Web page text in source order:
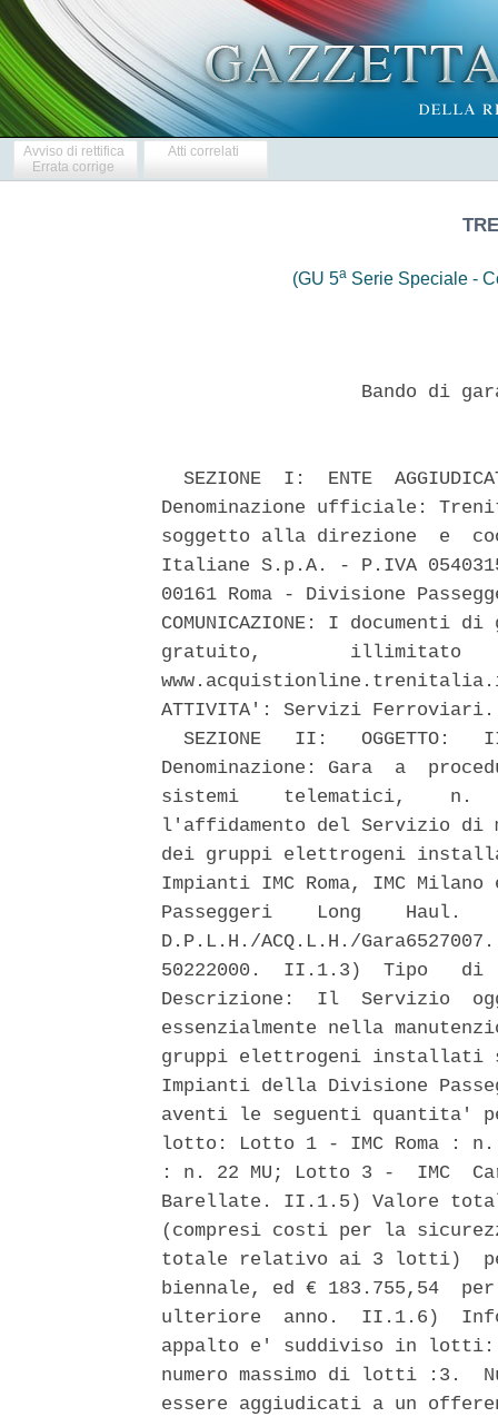
Avviso di rettifica
Errata corrige
Atti correlati
(GU 5a Serie Speciale -
Bando di
SEZIONE  I:  ENTE
Denominazione ufficiale:
soggetto alla direzione  e
Italiane S.p.A. - P.IVA
00161 Roma - Divisione
COMUNICAZIONE: I
gratuito,        illimitato
ATTIVITA': Servizi
SEZIONE   II:   OGGETTO:
Denominazione: Gara  a
sistemi    telematici,    n.
l'affidamento del Servizio di
dei gruppi elettrogeni
Impianti IMC Roma, IMC
Passeggeri    Long
D.P.L.H./ACQ.L.H./
50222000.  II.1.3)  Tipo
Descrizione:  Il  Servizio
essenzialmente nella
gruppi elettrogeni
Impianti della Divisione
aventi le seguenti quantita'
lotto: Lotto 1 - IMC Roma : n.
: n. 22 MU; Lotto 3 -  IMC
Barellate. II.1.5) Valore
(compresi costi per la
totale relativo ai 3 lotti)
biennale, ed € 183.755,54
ulteriore  anno.  II.1.6)
appalto e' suddiviso in lotti:
numero massimo di lotti :3.
essere aggiudicati a un